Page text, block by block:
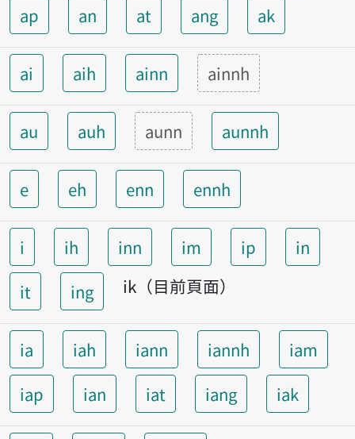
ap
an at ang ak
ai aih ainn ainnh
au auh aunn aunnh
e eh enn ennh
i ih inn im ip
in
it
ing ik（目前頁面）
ia iah iann iannh
iam
iap
ian iat iang iak